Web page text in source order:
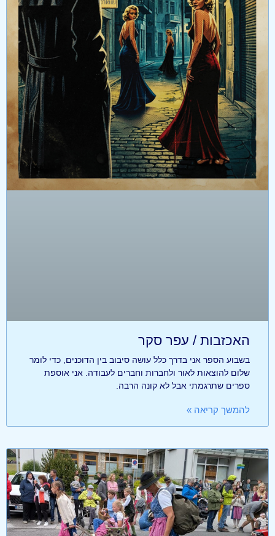
האכזבות / עפר סקר
בשבוע הספר אני בדרך כלל עושה סיבוב בין הדוכנים, כדי לומר
שלום להוצאות לאור ולחברות וחברים לעבודה. אני אוספת
ספרים שתרגמתי אבל לא קונה הרבה.
להמשך קריאה »